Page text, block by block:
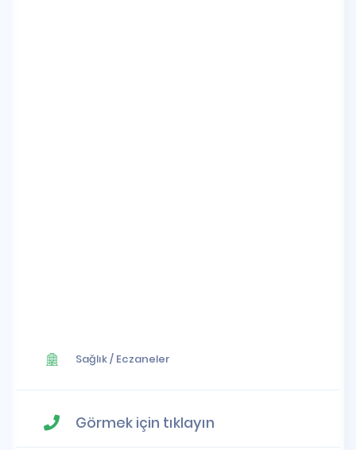
Sağlık/ Eczaneler
Görmek için tıklayın